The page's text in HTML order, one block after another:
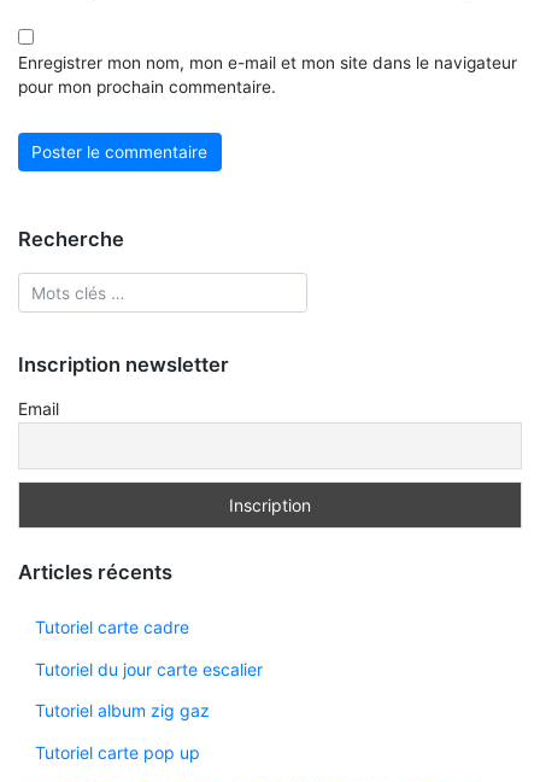
Enregistrer mon nom, mon e-mail et mon site dans le navigateur
pour mon prochain commentaire.
Recherche
Inscription newsletter
Email
Articles récents
Tutoriel carte cadre
Tutoriel du jour carte escalier
Tutoriel album zig gaz
Tutoriel carte pop up